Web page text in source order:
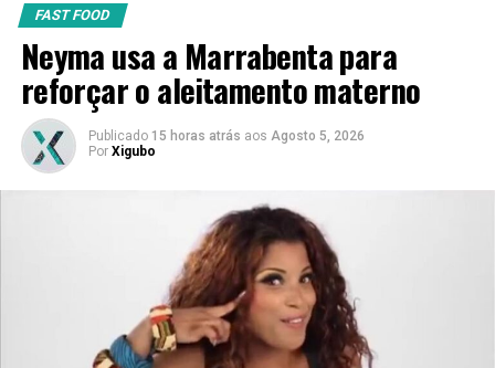
As declarações dividiram opiniões e motivaram reacções
de várias figuras públicas, incluindo o músico Denny OG,
que criticou Lukie por, segundo ele, “mendigar atenção”
FAST FOOD
Neyma usa a Marrabenta para
reforçar o aleitamento materno
Publicado 15 horas atrás aos Agosto 5, 2026
Por Xigubo